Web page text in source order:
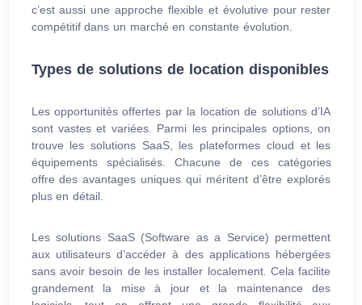
c’est aussi une approche flexible et évolutive pour rester
compétitif dans un marché en constante évolution.
Types de solutions de location disponibles
Les opportunités offertes par la location de solutions d’IA
sont vastes et variées. Parmi les principales options, on
trouve les solutions SaaS, les plateformes cloud et les
équipements spécialisés. Chacune de ces catégories
offre des avantages uniques qui méritent d’être explorés
plus en détail.
Les solutions SaaS (Software as a Service) permettent
aux utilisateurs d’accéder à des applications hébergées
sans avoir besoin de les installer localement. Cela facilite
grandement la mise à jour et la maintenance des